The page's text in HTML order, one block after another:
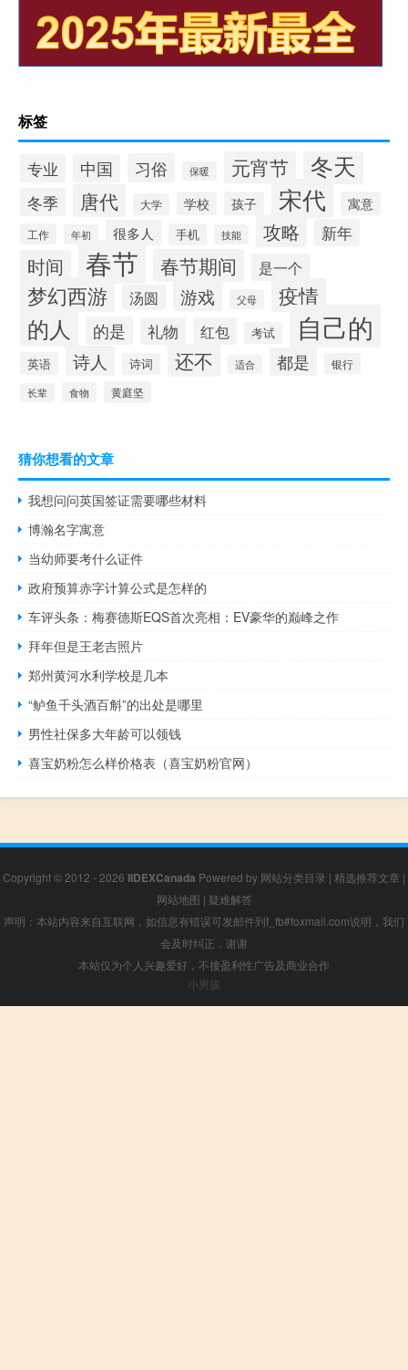
标签
专业 中国 习俗 保暖 元宵节 冬天
冬季 唐代 大学 学校 孩子 宋代 寓意
工作 年初 很多人 手机 技能 攻略 新年
时间 春节 春节期间 是一个
梦幻西游 汤圆 游戏 父母 疫情
的人 的是 礼物 红包 考试 自己的
英语 诗人 诗词 还不 适合 都是 银行
长辈 食物 黄庭坚
猜你想看的文章
我想问问英国签证需要哪些材料
博瀚名字寓意
当幼师要考什么证件
政府预算赤字计算公式是怎样的
车评头条：梅赛德斯EQS首次亮相：EV豪华的巅峰之作
拜年但是王老吉照片
郑州黄河水利学校是几本
“鲈鱼千头酒百斛”的出处是哪里
男性社保多大年龄可以领钱
喜宝奶粉怎么样价格表（喜宝奶粉官网）
Copyright © 2012 - 2026 IIDEXCanada Powered by 网站分类目录 | 精选推荐文章 |
网站地图 | 疑难解答
声明：本站内容来自互联网，如信息有错误可发邮件到f_fb#foxmail.com说明，我们
会及时纠正，谢谢
本站仅为个人兴趣爱好，不接盈利性广告及商业合作
小男孩